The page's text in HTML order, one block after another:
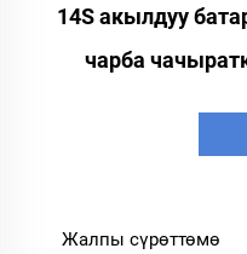
14S акылдуу
чарба
Жалпы сүрөттөмө